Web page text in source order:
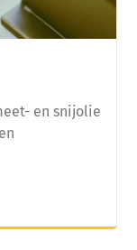
en snijolie